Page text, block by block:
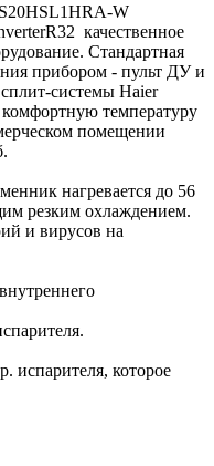
W
качественное
Стандартная
прибором - пульт ДУ и
системы Haier
комфортную температуру
помещении
нагревается до 56
резким охлаждением.
и вирусов на
испарителя, которое